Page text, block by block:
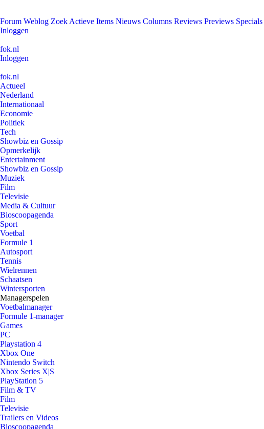
Forum Weblog Zoek Actieve Items Nieuws Columns Reviews Previews Specials
Inloggen
fok.nl
Inloggen
fok.nl
Actueel
Nederland
Internationaal
Economie
Politiek
Tech
Showbiz en Gossip
Opmerkelijk
Entertainment
Showbiz en Gossip
Muziek
Film
Televisie
Media & Cultuur
Bioscoopagenda
Sport
Voetbal
Formule 1
Autosport
Tennis
Wielrennen
Schaatsen
Wintersporten
Managerspelen
Voetbalmanager
Formule 1-manager
Games
PC
Playstation 4
Xbox One
Nintendo Switch
Xbox Series X|S
PlayStation 5
Film & TV
Film
Televisie
Trailers en Videos
Bioscoopagenda